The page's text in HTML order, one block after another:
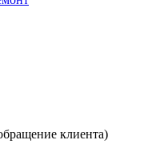
клиента)